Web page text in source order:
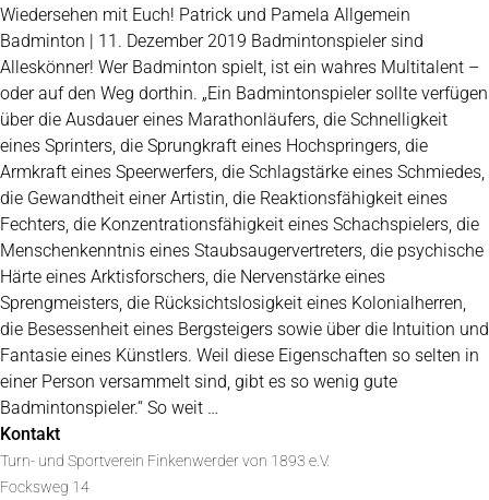
Wiedersehen mit Euch! Patrick und Pamela Allgemein
Badminton | 11. Dezember 2019 Badmintonspieler sind
Alleskönner! Wer Badminton spielt, ist ein wahres Multitalent –
oder auf den Weg dorthin. „Ein Badmintonspieler sollte verfügen
über die Ausdauer eines Marathonläufers, die Schnelligkeit
eines Sprinters, die Sprungkraft eines Hochspringers, die
Armkraft eines Speerwerfers, die Schlagstärke eines Schmiedes,
die Gewandtheit einer Artistin, die Reaktionsfähigkeit eines
Fechters, die Konzentrationsfähigkeit eines Schachspielers, die
Menschenkenntnis eines Staubsaugervertreters, die psychische
Härte eines Arktisforschers, die Nervenstärke eines
Sprengmeisters, die Rücksichtslosigkeit eines Kolonialherren,
die Besessenheit eines Bergsteigers sowie über die Intuition und
Fantasie eines Künstlers. Weil diese Eigenschaften so selten in
einer Person versammelt sind, gibt es so wenig gute
Badmintonspieler.“ So weit …
Kontakt
Turn- und Sportverein Finkenwerder von 1893 e.V.
Focksweg 14